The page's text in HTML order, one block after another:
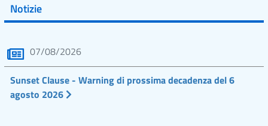
Notizie
07/08/2026
Sunset Clause - Warning di prossima decadenza del 6
agosto 2026